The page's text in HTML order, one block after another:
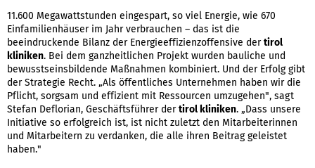
11.600 Megawattstunden eingespart, so viel Energie, wie 670
Einfamilienhäuser im Jahr verbrauchen – das ist die
beeindruckende Bilanz der Energieeffizienzoffensive dertirol
kliniken. Bei dem ganzheitlichen Projekt wurden bauliche und
bewusstseinsbildende Maßnahmen kombiniert. Und der Erfolg gibt
der Strategie Recht. „Als öffentliches Unternehmen haben wir die
Pflicht, sorgsam und effizient mit Ressourcen umzugehen", sagt
Stefan Deflorian, Geschäftsführer dertirol kliniken. „Dass unsere
Initiative so erfolgreich ist, ist nicht zuletzt den Mitarbeiterinnen
und Mitarbeitern zu verdanken, die alle ihren Beitrag geleistet
haben."